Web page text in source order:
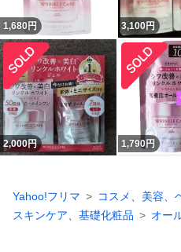
1,680円 3,100円
2,000円 1,790 円
Yahoo!フリマ
コスメ、美容、
スキンケア、基礎化粧品
オー